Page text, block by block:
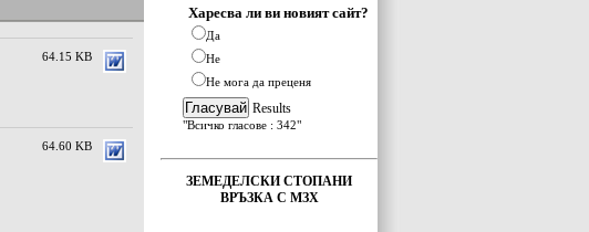
64.15 KB
64.60 KB
Харесва ли ви новият сайт?
Да
Не
Не мога да преценя
Results
"Всичко гласове : 342"
ЗЕМЕДЕЛСКИ СТОПАНИ
ВРЪЗКА С МЗХ